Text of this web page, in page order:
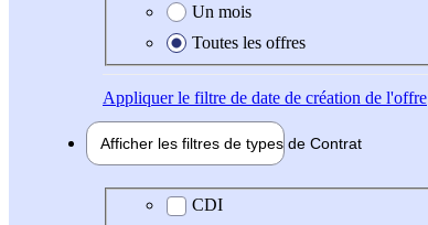
Un mois
Toutes les offres
Appliquerle filtre de date de création de l'offre
Afficher les filtres de types de Contrat
Type de contrat
CDI